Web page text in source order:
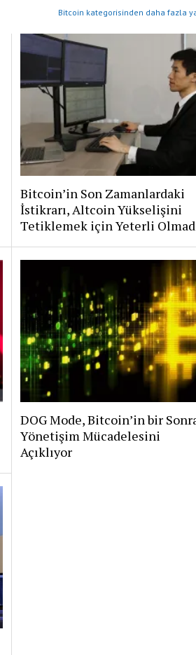
Bitcoin kategorisinden daha fazla
Bitcoin’in Son Zamanlardaki
İstikrarı, Altcoin Yükselişini
Tetiklemek için Yeterli
DOG Mode, Bitcoin’in bir
Yönetişim Mücadelesini
Açıklıyor